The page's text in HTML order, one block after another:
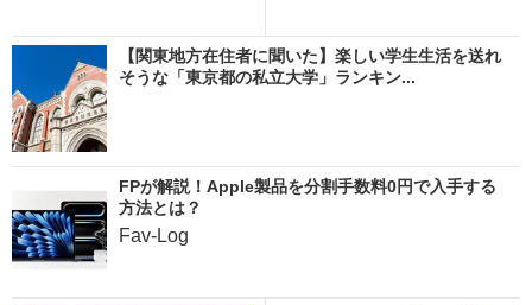
【関東地方在住者に聞いた】楽しい学生生活を送れ
そうな「東京都の私立大学」ランキン...
FPが解説！Apple製品を分割手数料0円で入手する
方法とは？
Fav-Log